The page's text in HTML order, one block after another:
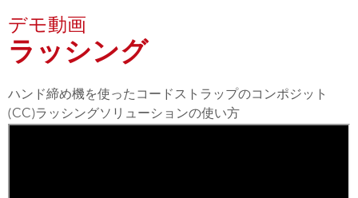
デモ動画
ラッシング
ハンド締め機を使ったコードストラップのコンポジット
(CC)ラッシングソリューションの使い方